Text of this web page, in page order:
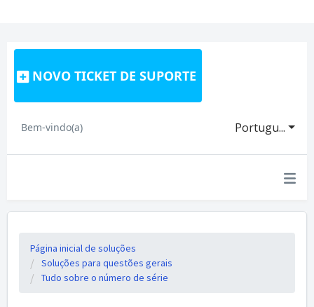
NOVO TICKET DE SUPORTE
Portugu...
Bem-vindo(a)
Página inicial de soluções
Soluções para questões gerais
Tudo sobre o número de série